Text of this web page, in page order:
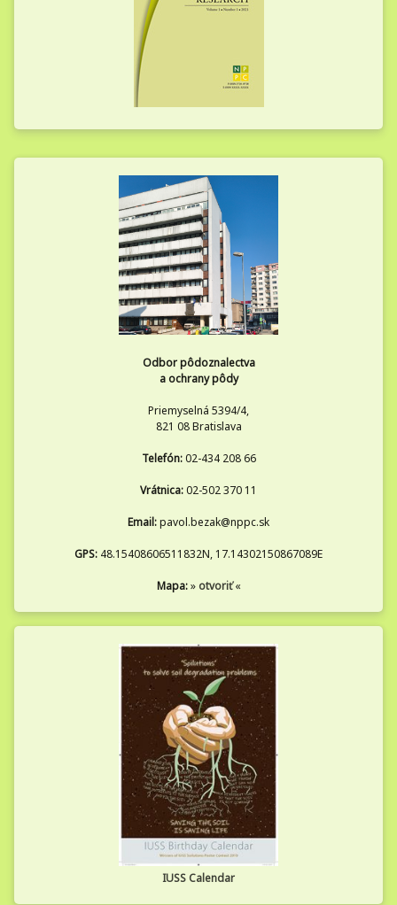
Odbor pôdoznalectva
a ochrany pôdy
Priemyselná 5394/4,
821 08 Bratislava
Telefón:02-434 208 66
Vrátnica:02-502 370 11
Email:pavol.bezak@nppc.sk
GPS: 48.15408606511832N, 17.14302150867089E
Mapa:» otvoriť«
IUSS Calendar